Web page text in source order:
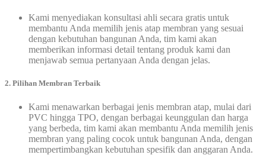
Kami menyediakan konsultasi ahli secara gratis untuk
membantu Anda memilih jenis atap membran yang sesuai
dengan kebutuhan bangunan Anda, tim kami akan
memberikan informasi detail tentang produk kami dan
menjawab semua pertanyaan Anda dengan jelas.
2. Pilihan Membran Terbaik
Kami menawarkan berbagai jenis membran atap, mulai dari
PVC hingga TPO, dengan berbagai keunggulan dan harga
yang berbeda, tim kami akan membantu Anda memilih jenis
membran yang paling cocok untuk bangunan Anda, dengan
mempertimbangkan kebutuhan spesifik dan anggaran Anda.